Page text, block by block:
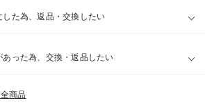
た為、返品・交換したい
った為、交換・返品したい
商品